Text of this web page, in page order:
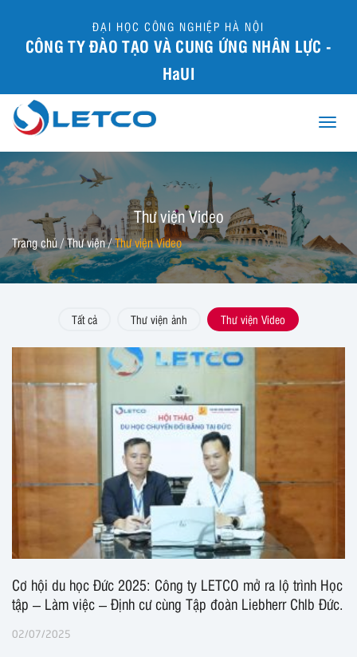
ĐẠI HỌC CÔNG NGHIỆP HÀ NỘI
CÔNG TY ĐÀO TẠO VÀ CUNG ỨNG NHÂN LỰC -
HaUI
Toggle
Thư viện Video
Trang chủ /Thư viện/Thư viện Video
Tất cả Thư viện ảnh Thư viện Video
Cơ hội du học Đức 2025: Công ty LETCO mở ra lộ trình Học
tập – Làm việc – Định cư cùng Tập đoàn Liebherr Chlb Đức.
02/07/2025